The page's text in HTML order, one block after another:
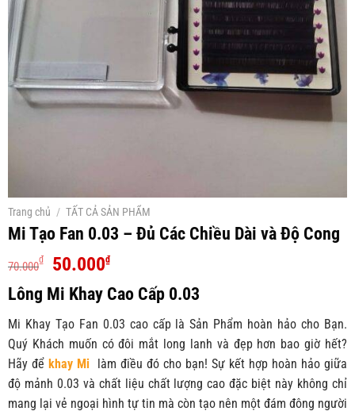
Trang chủ / TẤT CẢ SẢN PHẨM
Mi Tạo Fan 0.03 – Đủ Các Chiều Dài và Độ Cong
70.000₫
Giá
gốc
là:
70.000₫.
50.000₫Giá
hiện
tại
là:
50.000₫.
Lông Mi Khay Cao Cấp 0.03
Mi Khay Tạo Fan 0.03 cao cấp là Sản Phẩm hoàn hảo cho Bạn.
Quý Khách muốn có đôi mắt long lanh và đẹp hơn bao giờ hết?
Hãy để khay Mi làm điều đó cho bạn! Sự kết hợp hoàn hảo giữa
độ mảnh 0.03 và chất liệu chất lượng cao đặc biệt này không chỉ
mang lại vẻ ngoại hình tự tin mà còn tạo nên một đám đông người